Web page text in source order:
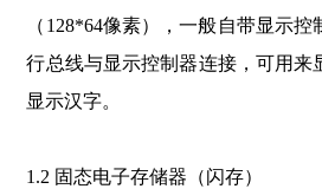
（128*64像素），一般自带显示
行总线与显示控制器连接，可用来
显示汉字。
1.2 固态电子存储器（闪存）